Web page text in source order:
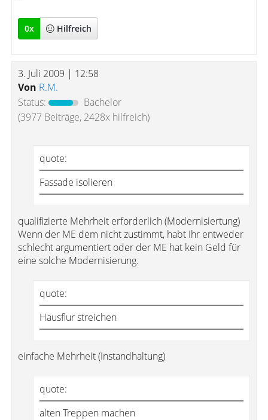
0x Hilfreich
3. Juli 2009 | 12:58
Von R.M.
Status:
Bachelor
(3977 Beiträge, 2428x hilfreich)
quote:
Fassade isolieren
qualifizierte Mehrheit erforderlich (Modernisiertung)
Wenn der ME dem nicht zustimmt, habt Ihr entweder
schlecht argumentiert oder der ME hat kein Geld für
eine solche Modernisierung.
quote:
Hausflur streichen
einfache Mehrheit (Instandhaltung)
quote:
alten Treppen machen